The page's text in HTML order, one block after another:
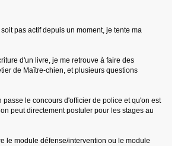
pas actif depuis un moment, je tente ma
d'un livre, je me retrouve à faire des
de Maître-chien, et plusieurs questions
passe le concours d'officier de police et qu'on est
peut directement postuler pour les stages au
le module défense/intervention ou le module